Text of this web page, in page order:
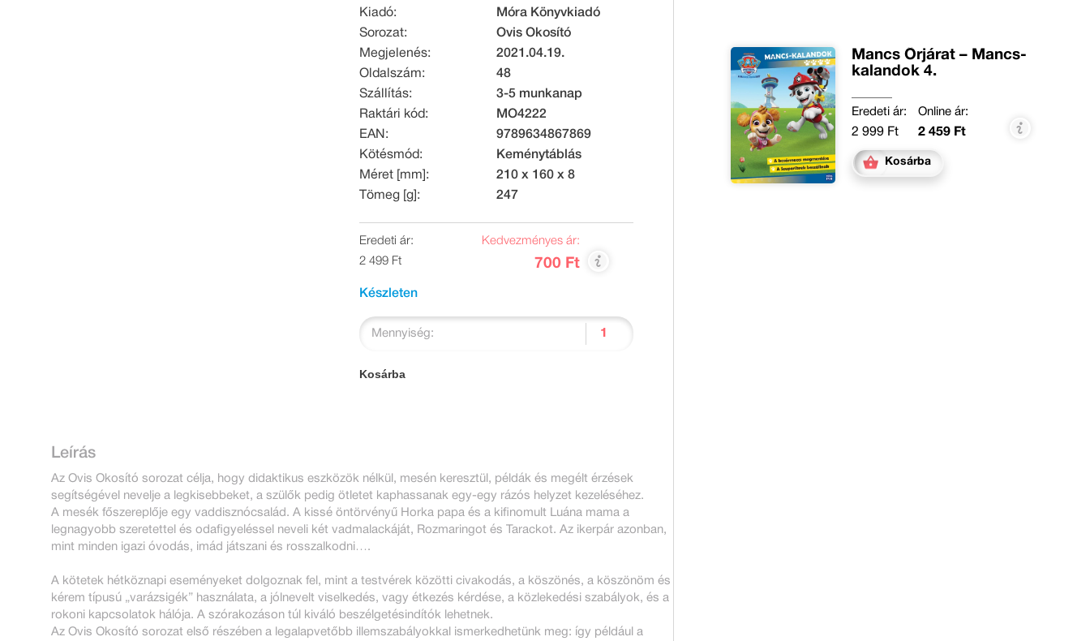
Kiadó:
Móra Könyvkiadó
Sorozat:
Ovis Okosító
Megjelenés:
2021.04.19.
Oldalszám:
48
Szállítás:
3-5 munkanap
Raktári kód:
MO4222
EAN:
9789634867869
Kötésmód:
Keménytáblás
Méret [mm]:
210 x 160 x 8
Tömeg [g]:
247
Eredeti ár:
2 499 Ft
Kedvezményes ár:
700 Ft
Készleten
Mennyiség:
Kosárba
Leírás
Az Ovis Okosító sorozat célja, hogy didaktikus eszközök nélkül, mesén keresztül, példák és megélt érzések
segítségével nevelje a legkisebbeket, a szülők pedig ötletet kaphassanak egy-egy rázós helyzet kezeléséhez.
A mesék főszereplője egy vaddisznócsalád. A kissé öntörvényű Horka papa és a kifinomult Luána mama a
legnagyobb szeretettel és odafigyeléssel neveli két vadmalackáját, Rozmaringot és Tarackot. Az ikerpár azonban,
mint minden igazi óvodás, imád játszani és rosszalkodni….
A kötetek hétköznapi eseményeket dolgoznak fel, mint a testvérek közötti civakodás, a köszönés, a köszönöm és
kérem típusú „varázsigék” használata, a jólnevelt viselkedés, vagy étkezés kérdése, a közlekedési szabályok, és a
rokoni kapcsolatok hálója. A szórakozáson túl kiváló beszélgetésindítók lehetnek.
Az Ovis Okosító sorozat első részében a legalapvetőbb illemszabályokkal ismerkedhetünk meg: így például a
Mancs Őrjárat – Mancs-
kalandok 4.
Eredeti ár:
2 999 Ft
Online ár:
2 459 Ft
Kosárba